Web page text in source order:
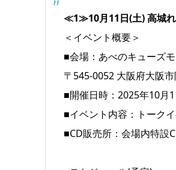
≪1≫10月11日(土) 高城れ
＜イベント概要＞
■会場：あべのキューズ
〒545-0052 大阪府大阪
■開催日時：2025年10月
■イベント内容：トーク
■CD販売所：会場内特設